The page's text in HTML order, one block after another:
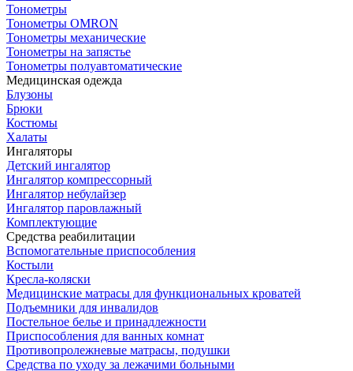
Тонометры
Тонометры OMRON
Тонометры механические
Тонометры на запястье
Тонометры полуавтоматические
Медицинская одежда
Блузоны
Брюки
Костюмы
Халаты
Ингаляторы
Детский ингалятор
Ингалятор компрессорный
Ингалятор небулайзер
Ингалятор паровлажный
Комплектующие
Средства реабилитации
Вспомогательные приспособления
Костыли
Кресла-коляски
Медицинские матрасы для функциональных кроватей
Подъемники для инвалидов
Постельное белье и принадлежности
Приспособления для ванных комнат
Противопролежневые матрасы, подушки
Средства по уходу за лежачими больными